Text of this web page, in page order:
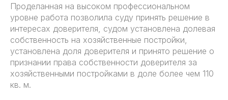
Проделанная на высоком профессиональном
уровне работа позволила суду принять решение в
интересах доверителя, судом установлена долевая
собственность на хозяйственные постройки,
установлена доля доверителя и принято решение о
признании права собственности доверителя за
хозяйственными постройками в доле более чем 110
кв. м.